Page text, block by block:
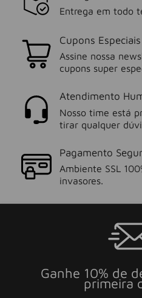
Entrega em todo
Cupons Especiais
Assine nossa
cupons super
Atendimento
Nosso time está
tirar qualquer
Pagamento
Ambiente SSL
invasores.
Ganhe 10% de
primeira